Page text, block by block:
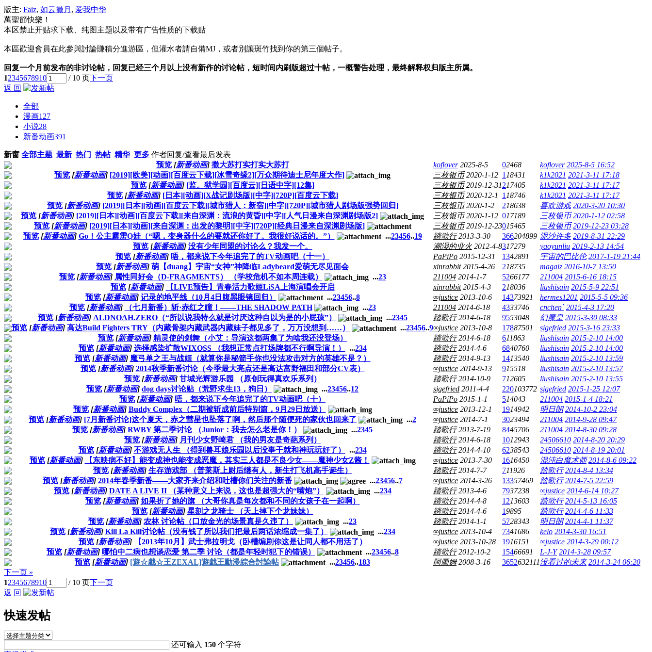
版主: Faiz, 如云撒月 , 爱我中华
萬聖節快樂！
本区禁止开贴求下载、纯图主题以及带有广告性质的下载贴
本區歡迎會員在此參與討論賺積分進游區，但灌水者請自備MJ，或者別讓斑竹找到你的第三個帖子。
回复一个月前发布的非讨论帖，回复已经三个月以上没有新作的讨论帖，短时间内刷版超过十帖，一概警告处理，最终解释权归版主所属。
12345678910 / 10 页下一页
返 回
全部
漫画127
小说28
新番动画391
新窗 全部主题 最新 热门 热帖 精华 更多 作者回复/查看最后发表
预览 [新番动画] 撒大苏打实打实大苏打 koflover 2025-8-5 02468 koflover 2025-8-5 16:52
预览 [新番动画] [2019][欧美][动画][百度云下载][冰雪奇缘2][万众期待迪士尼年度大作] 三枚银币 2020-1-12 1 18431 k1k2021 2021-3-11 17:18
预览 [新番动画] [监。狱学园][百度云][日语中字][12集] 三枚银币 2019-12-31217405 k1k2021 2021-3-11 17:17
预览 [新番动画] [日本][动画][X战记剧场版][中字][720P][百度云下载] 三枚银币 2020-12-1 1 18746 k1k2021 2021-3-11 17:17
预览 [新番动画] [2019][日本][动画][百度云下载][城市猎人：新宿][中字][720P][城市猎人剧场版强势回归] 三枚银币 2020-1-2 218638 喜欢游戏 2020-3-20 10:30
预览 [新番动画] [2019][日本][动画][百度云下载][来自深渊：流浪的黄昏][中字][人气日漫来自深渊剧场版2] 三枚银币 2020-1-12 017189 三枚银币 2020-1-12 02:58
预览 [新番动画] [2019][日本][动画][来自深渊：出发的黎明][中字][720P][经典日漫来自深渊剧场版] 三枚银币 2019-12-23015465 三枚银币 2019-12-23 03:28
预览 [新番动画] Go！公主霹雳Q娃（“嗯，变身器什么的要就还你好了。我很好说话的。”） ...23456..19 踏歌行 2013-3-30 366204899 泥沙许多 2019-8-31 22:29
预览 [新番动画] 没有少年同盟的讨论么？我发一个。 潮湿的业火 2012-4-8317279 yaoyunliu 2019-2-13 14:54
预览 [新番动画] 唔，都来说下今年追完了的TV动画吧（十一） PaPiPo 2015-12-31 1342891 宇宙的巴比伦 2017-1-19 21:44
预览 [新番动画] 萌【duang】宇宙“女神”神降临Ladybeard爱萌无尽见面会 xinrabbit 2015-4-26 218735 magaiz 2016-10-7 13:50
预览 [新番动画] 属性同好会（D-FRAGMENTS） （学校危机不如本周连载） ...23 211004 2014-1-7 5266177 211004 2015-6-16 18:15
预览 [新番动画] 【LIVE预告】青春活力歌姬LiSA上海演唱会开启 xinrabbit 2015-4-3 218036 liushisain 2015-5-9 22:51
预览 [新番动画] 记录的地平线（10月4日腹黑眼镜回归） ...23456..8 ∞justice 2013-10-6 14373921 hermes1201 2015-5-5 09:36
预览 [新番动画] （七月新番）斩·赤红之瞳！——THE SHADOW PATH ...23 211004 2014-6-18 4333746 cnchen` 2015-4-3 17:20
预览 [新番动画] ALDNOAH.ZERO（“所以说我特么就是讨厌这种自以为是的小屁孩”） ...2345 踏歌行 2014-6-18 9553048 幻魔皇 2015-3-30 08:33
预览 [新番动画] 高达Build Fighters TRY（内藏骨架内藏武器内藏妹子都见多了，万万没想到……） ...23456..9∞justice 2013-10-8 17887501 sigefried 2015-3-16 23:33
预览 [新番动画] 精灵使的剑舞（小艾：导演这都两集了为啥我还没登场） 踏歌行 2014-6-18 611863 liushisain 2015-2-10 14:00
预览 [新番动画] 选择感染扩散WIXOSS （我想正常点打场牌都不行啊导演！） ...234 踏歌行 2014-4-6 6840760 liushisain 2015-2-10 14:00
预览 [新番动画] 魔弓单之王与战姬（就算你是秘箭手你也没法攻击对方的英雄不是？） 踏歌行 2014-9-13 1413540 liushisain 2015-2-10 13:59
预览 [新番动画] 2014秋季新番讨论（今季最大亮点还是高达富野福田和部分CV表） ∞justice 2014-9-13 915518 liushisain 2015-2-10 13:57
预览 [新番动画] 甘城光辉游乐园 （原创玩得真欢乐系列） 踏歌行 2014-10-9 712605 liushisain 2015-2-10 13:55
预览 [新番动画] dog days讨论贴（荒野求生13，狗日） ...23456..12 sigefried 2011-4-4 220103772 sigefried 2015-1-25 12:07
预览 [新番动画] 唔，都来说下今年追完了的TV动画吧（十） PaPiPo 2015-1-1 514043 211004 2015-1-4 18:21
预览 [新番动画] Buddy Complex（二期被斩成前后特别篇，9月29日放送） ∞justice 2013-12-1 1914942 明日朗 2014-10-2 23:04
预览 [新番动画] [7月新番讨论]这个夏天，赤之彗星也坠落了啊，然后那个随便死的家伙也回来了 ...2 ∞justice 2014-7-1 3023494 211004 2014-9-28 09:47
预览 [新番动画] RWBY 第二季讨论 （Junior：我去怎么老是你！） ...2345 踏歌行 2013-7-19 8445706 211004 2014-8-30 09:28
预览 [新番动画] 月刊少女野崎君 （我的男友是奇葩系列） 踏歌行 2014-6-18 1012943 24506610 2014-8-20 20:29
预览 [新番动画] 不游戏无人生 （得到兽耳娘乐园以后没事干就和神玩玩好了） ...234 踏歌行 2014-4-10 6238543 24506610 2014-8-19 20:01
预览 [新番动画] 【东映病不好】能变成神也能变成恶魔，其实三人都是不良少女——魔神少女Z酱！ ∞justice 2013-7-30 1616450 混沌白魔术师 2014-8-6 09:22
预览 [新番动画] 生存游戏部 （普莱斯上尉后继有人，新生打飞机高手诞生） 踏歌行 2014-7-7 711926 踏歌行 2014-8-4 13:34
预览 [新番动画] 2014年春季新番——大家齐来介绍和吐槽你们关注的新番 ...23456..7 ∞justice 2014-3-26 13357469 踏歌行 2014-7-5 22:59
预览 [新番动画] DATE A LIVE II （某种意义上来说，这也是超强大的“嘴炮”） ...234 踏歌行 2013-4-6 7937238 ∞justice 2014-6-14 10:27
预览 [新番动画] 如果折了她的旗 （大哥你真是每次都和不同的女孩子在一起啊） 踏歌行 2014-4-8 1213603 踏歌行 2014-5-13 16:05
预览 [新番动画] 星刻之龙骑士 （天上掉下个龙妹妹） 踏歌行 2014-4-6 19895 踏歌行 2014-4-6 11:33
预览 [新番动画] 农林 讨论帖（口放金光的场景真是久违了） ...23 踏歌行 2014-1-1 5728343 明日朗 2014-4-1 11:37
预览 [新番动画] Kill La Kill讨论帖（没有钱了所以我们把最后两话浓缩成一集了） ...234 ∞justice 2013-10-4 7341686 kelo 2014-3-30 16:51
预览 [新番动画] 【2013年10月】武士弗拉明戈（卧槽编剧你这是让同人都不用活了） ∞justice 2013-10-28 1916151 ∞justice 2014-3-29 00:12
预览 [新番动画] 哪怕中二病也想谈恋爱 第二季 讨论（都是年轻时犯下的错误） ...23456..8 踏歌行 2012-10-2 15466691 L-J-Y 2014-3-28 09:57
预览 [新番动画] [遊☆戱☆王ZEXAL]遊戯王動漫綜合討論帖 ...23456..183 阿圖姆 2008-3-16 3652632111 没看过的未来 2014-3-24 06:20
下一页 »
12345678910 / 10 页下一页
返 回
快速发帖
还可输入 150 个字符